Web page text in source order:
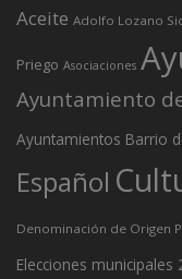
Aceite Adolfo Lozano
Priego Asociaciones
Ayuntamiento
Ayuntamientos Barrio
Español
Denominación de Origen
Elecciones municipales